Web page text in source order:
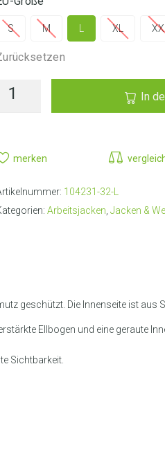
S M XL XXL
In
merken
104231-32-L
Arbeitsjacken Jacken &
geschützt. Die Innenseite ist aus
Ellbogen und eine geraute
Sichtbarkeit.